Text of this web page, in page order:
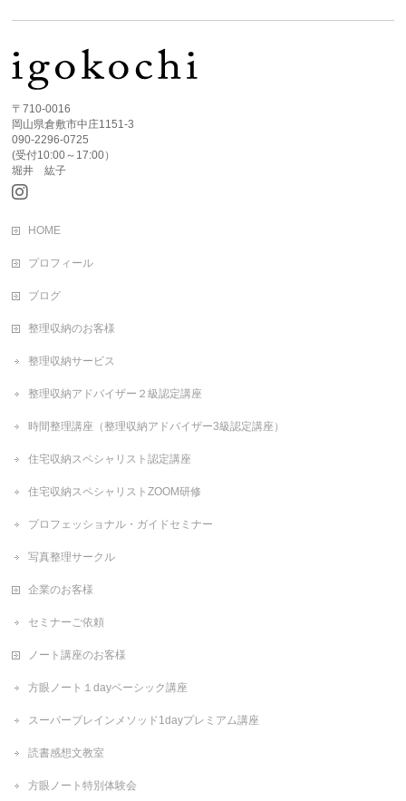
〒710-0016
岡山県倉敷市中庄1151-3
090-2296-0725
(受付10:00～17:00）
堀井 紘子
HOME
プロフィール
ブログ
整理収納のお客様
整理収納サービス
整理収納アドバイザー２級認定講座
時間整理講座（整理収納アドバイザー3級認定講座）
住宅収納スペシャリスト認定講座
住宅収納スペシャリストZOOM研修
プロフェッショナル・ガイドセミナー
写真整理サークル
企業のお客様
セミナーご依頼
ノート講座のお客様
方眼ノート１dayベーシック講座
スーパーブレインメソッド1dayプレミアム講座
読書感想文教室
方眼ノート特別体験会